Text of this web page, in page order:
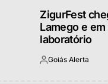
ZigurFest
Lamego e
laboratório
Postado
Goiás Alerta